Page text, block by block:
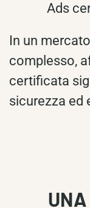
Ads
In un
complesso,
certificata
sicurezza ed